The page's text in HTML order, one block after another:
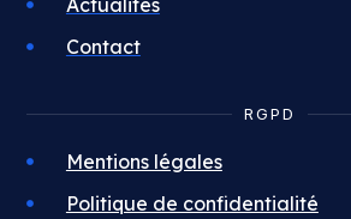
Actualités
Contact
RGPD
Mentions légales
Politique de confidentialité